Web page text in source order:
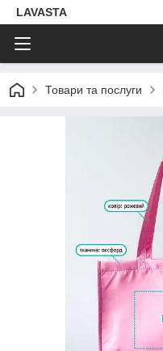
LAVASTA
Товари та послуги